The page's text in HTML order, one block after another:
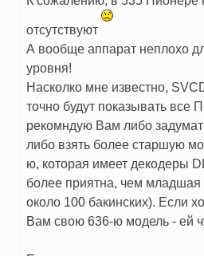
отсутствуют
А вообще аппарат неплохо
уровня!
Насколко мне известно,
точно будут показывать все
рекомндую Вам либо
либо взять более старшую
ю, которая имеет декодеры
более приятна, чем младшая
около 100 бакинских). Если
Вам свою 636-ю модель - ей